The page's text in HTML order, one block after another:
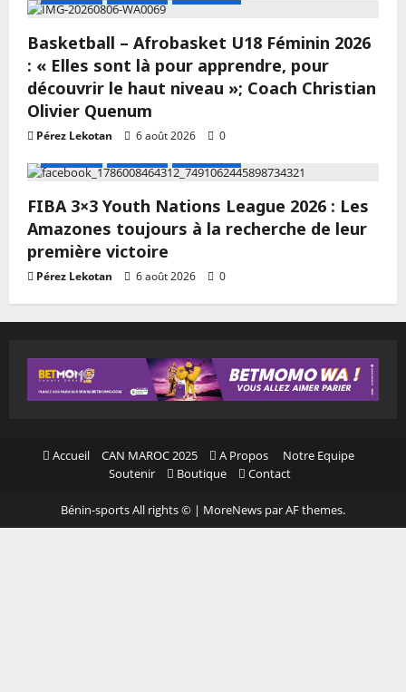
Basketball – Afrobasket U18 Féminin 2026
: « Elles sont là pour apprendre, pour
découvrir le haut niveau »; Coach Christian
Olivier Quenum
Pérez Lekotan 6 août 2026
0
FIBA 3×3 Youth Nations League 2026 : Les
Amazones toujours à la recherche de leur
première victoire
Pérez Lekotan 6 août 2026 0
Accueil CAN MAROC 2025 A Propos
Notre Equipe
Soutenir
Boutique Contact
Bénin-sports All rights © | MoreNews par AF themes.